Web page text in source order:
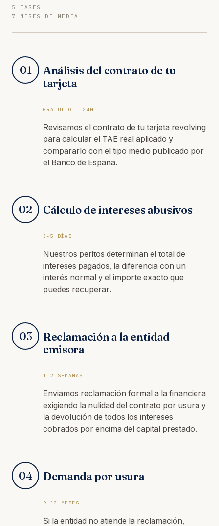
5 FASES
7 MESES DE MEDIA
01
Análisis del contrato de tu
tarjeta
GRATUITO · 24H
Revisamos el contrato de tu tarjeta revolving
para calcular el TAE real aplicado y
compararlo con el tipo medio publicado por
el Banco de España.
02 Cálculo de intereses abusivos
3-5 DÍAS
Nuestros peritos determinan el total de
intereses pagados, la diferencia con un
interés normal y el importe exacto que
puedes recuperar.
03
Reclamación a la entidad
emisora
1-2 SEMANAS
Enviamos reclamación formal a la financiera
exigiendo la nulidad del contrato por usura y
la devolución de todos los intereses
cobrados por encima del capital prestado.
04 Demanda por usura
9-13 MESES
Si la entidad no atiende la reclamación,